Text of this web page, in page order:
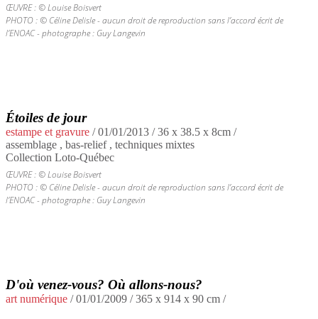
ŒUVRE : © Louise Boisvert
PHOTO : © Céline Delisle - aucun droit de reproduction sans l’accord écrit de
l’ENOAC - photographe : Guy Langevin
Étoiles de jour
estampe et gravure /01/01/2013 / 36 x 38.5 x 8cm /
assemblage , bas-relief , techniques mixtes
Collection Loto-Québec
ŒUVRE : © Louise Boisvert
PHOTO : © Céline Delisle - aucun droit de reproduction sans l’accord écrit de
l’ENOAC - photographe : Guy Langevin
D'où venez-vous? Où allons-nous?
art numérique /01/01/2009 / 365 x 914 x 90 cm /